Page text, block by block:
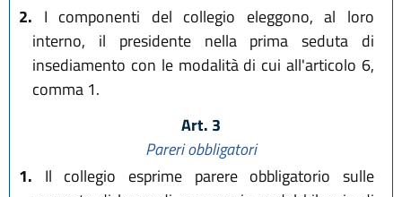
2. I componenti del collegio eleggono, al loro
interno, il presidente nella prima seduta di
insediamento con le modalità di cui all'articolo 6,
comma 1.
Art. 3
Pareri obbligatori
1. Il collegio esprime parere obbligatorio sulle